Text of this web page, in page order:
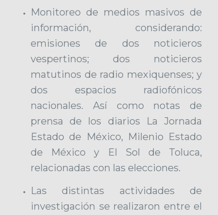
Monitoreo de medios masivos de
información, considerando:
emisiones de dos noticieros
vespertinos; dos noticieros
matutinos de radio mexiquenses; y
dos espacios radiofónicos
nacionales. Así como notas de
prensa de los diarios La Jornada
Estado de México, Milenio Estado
de México y El Sol de Toluca,
relacionadas con las elecciones.
Las distintas actividades de
investigación se realizaron entre el